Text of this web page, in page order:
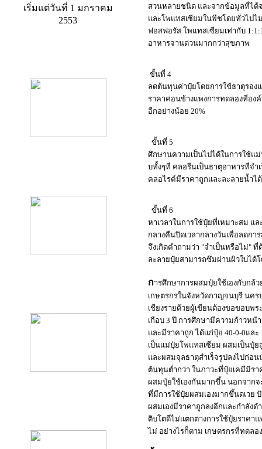
เริ่มแต่วันที่ 1 มกราคม
2553
สวนหลายชนิด และจากข้อมูลที่ได้
และโพแทสเซียมในพืชโดยทั่วไปไ
ฟอสฟอรัส โพแทสเซียมเท่ากับ
อาหารจานด่วนมากกว่าสุขภาพ
ขั้นที่ 4
ลดต้นทุนค่าปุ๋ยโดยการใช้ธาตุรอง
ราคาค่อนข้างแพงการทดลองที่อง
อีกอย่างน้อย 20%
ขั้นที่ 5
ศึกษานความเป็นไปได้ในการใช้แ
บทั้งๆที่ คลอรีนเป็นธาตุอาหารที่จ
คลอไรค์มีราคาถูกและละลายน้ำ
ขั้นที่ 6
หาเวลาในการใช้ปุ๋ยที่เหมาะสม แ
กลางคืนปิดเวลากลางวันเพื่อลดก
จึงเกิดคำถามว่า "จำเป็นหรือไม่" ที่
ละลายปุ๋ยสามารถซึมผ่านผิวใบได้
การศึกษาการผสมปุ๋ยใช้เองกับกล้
เกษตรกรในจังหวัดกาญจนบุรี นค
เชียงรายด้วยผู้เขียนต้องขอขอบพ
เกือบ 3 ปี การศึกษามีความก้าวห
และมีราคาถูก ได้แก่ปุ๋ย 40-0-0และ
เป็นแม่ปุ๋ยโพแทสเซียม ผสมเป็นปุ๋ย
และผสมจุลธาตุสำเร็จรูปลงไปก่อ
ต้นทุนต่ำกว่า ในภาวะที่ปุ๋ยเคมีมีร
ผสมปุ๋ยใช้เองกันมากขึ้น นอกจากจ
ที่มีการใช้ปุ๋ยผสมเองมากขึ้นดเวย
ผสมเองมีราคาถูกลงอีกและกำลัง
ติบโตดีไม่แตกต่างการใช้ปุ๋ยราคา
ไม่ อย่างไรก็ตาม เกษตรกรที่ทดล